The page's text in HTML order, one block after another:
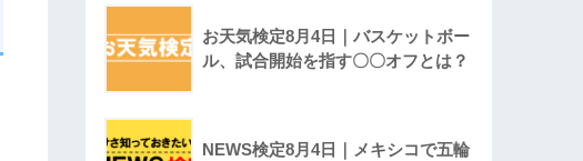
お天気検定8月4日｜バスケットボー
ル、試合開始を指す〇〇オフとは？
NEWS検定8月4日｜メキシコで五輪